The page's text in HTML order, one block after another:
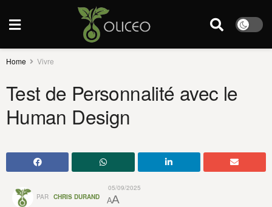
Home Vivre
Test de Personnalité avec le
Human Design
PAR CHRIS DURAND
05/09/2025
AA